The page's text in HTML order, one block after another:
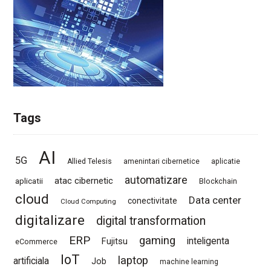
Tags
5G AI Allied Telesis amenintari cibernetice aplicatie
aplicatii atac cibernetic automatizare Blockchain
cloud Cloud Computing conectivitate Data center
digitalizare digital transformation
eCommerce ERP Fujitsu gaming
inteligenta
artificiala
IoT Job laptop machine learning